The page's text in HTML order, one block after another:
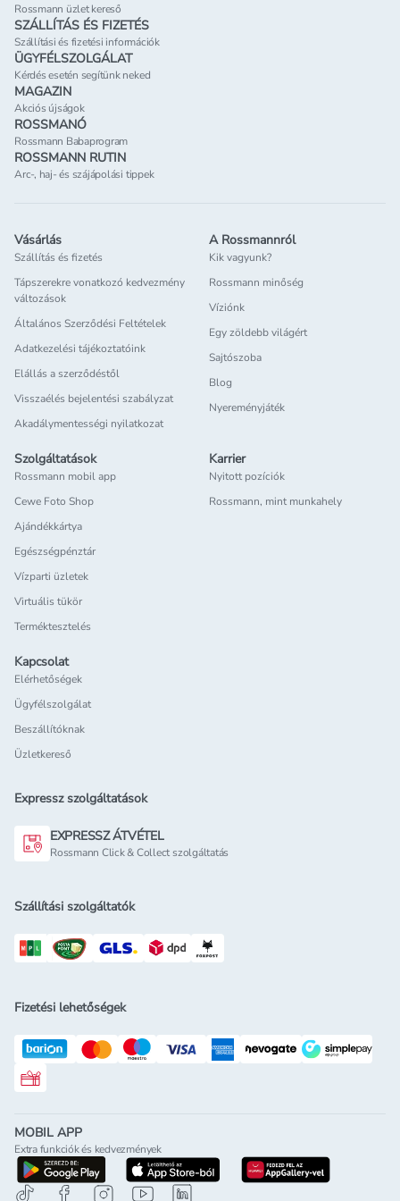
Rossmann üzlet kereső
SZÁLLÍTÁS ÉS FIZETÉS
Szállítási és fizetési információk
ÜGYFÉLSZOLGÁLAT
Kérdés esetén segítünk neked
MAGAZIN
Akciós újságok
ROSSMANÓ
Rossmann Babaprogram
ROSSMANN RUTIN
Arc-, haj- és szájápolási tippek
Vásárlás
Szállítás és fizetés
Tápszerekre vonatkozó kedvezmény
változások
Általános Szerződési Feltételek
Adatkezelési tájékoztatóink
Elállás a szerződéstől
Visszaélés bejelentési szabályzat
Akadálymentességi nyilatkozat
A Rossmannról
Kik vagyunk?
Rossmann minőség
Víziónk
Egy zöldebb világért
Sajtószoba
Blog
Nyereményjáték
Szolgáltatások
Rossmann mobil app
Cewe Foto Shop
Ajándékkártya
Egészségpénztár
Vízparti üzletek
Virtuális tükör
Terméktesztelés
Karrier
Nyitott pozíciók
Rossmann, mint munkahely
Kapcsolat
Elérhetőségek
Ügyfélszolgálat
Beszállítóknak
Üzletkereső
Expressz szolgáltatások
EXPRESSZ ÁTVÉTEL
Rossmann Click & Collect szolgáltatás
Szállítási szolgáltatók
Fizetési lehetőségek
Rossmann ajándékkártya
MOBIL APP
Extra funkciók és kedvezmények
letöltés a google-play-rölletöltés az app-store-ból
letöltés